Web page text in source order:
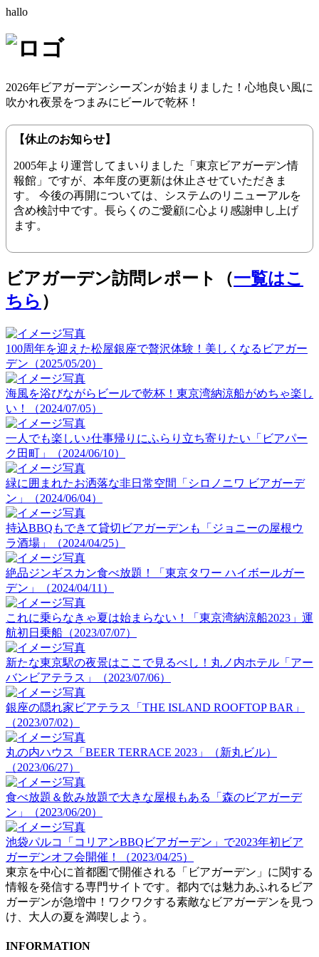
hallo
2026年ビアガーデンシーズンが始まりました！心地良い風に
吹かれ夜景をつまみにビールで乾杯！
【休止のお知らせ】
2005年より運営してまいりました「東京ビアガーデン情
報館」ですが、本年度の更新は休止させていただきま
す。 今後の再開については、システムのリニューアルを
含め検討中です。長らくのご愛顧に心より感謝申し上げ
ます。
ビアガーデン訪問レポート（一覧はこ
ちら ）
100周年を迎えた松屋銀座で贅沢体験！美しくなるビアガー
デン（2025/05/20）
海風を浴びながらビールで乾杯！東京湾納涼船がめちゃ楽し
い！（2024/07/05）
一人でも楽しい♪仕事帰りにふらり立ち寄りたい「ビアパー
ク田町」（2024/06/10）
緑に囲まれたお洒落な非日常空間「シロノニワ ビアガーデ
ン」（2024/06/04）
持込BBQもできて貸切ビアガーデンも「ジョニーの屋根ウ
ラ酒場」（2024/04/25）
絶品ジンギスカン食べ放題！「東京タワー ハイボールガー
デン」（2024/04/11）
これに乗らなきゃ夏は始まらない！「東京湾納涼船2023」運
航初日乗船（2023/07/07）
新たな東京駅の夜景はここで見るべし！丸ノ内ホテル「アー
バンビアテラス」（2023/07/06）
銀座の隠れ家ビアテラス「THE ISLAND ROOFTOP BAR」
（2023/07/02）
丸の内ハウス「BEER TERRACE 2023」（新丸ビル）
（2023/06/27）
食べ放題＆飲み放題で大きな屋根もある「森のビアガーデ
ン」（2023/06/20）
池袋パルコ「コリアンBBQビアガーデン」で2023年初ビア
ガーデンオフ会開催！（2023/04/25）
東京を中心に首都圏で開催される「ビアガーデン」に関する
情報を発信する専門サイトです。都内では魅力あふれるビア
ガーデンが急増中！ワクワクする素敵なビアガーデンを見つ
け、大人の夏を満喫しよう。
INFORMATION